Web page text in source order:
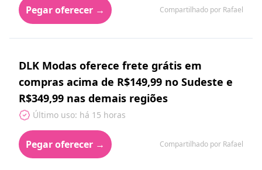
Pegar oferecer → Compartilhado por Rafael
DLK Modas oferece frete grátis em
compras acima de R$149,99 no Sudeste e
R$349,99 nas demais regiões
Último uso: há 15 horas
Pegar oferecer → Compartilhado por Rafael